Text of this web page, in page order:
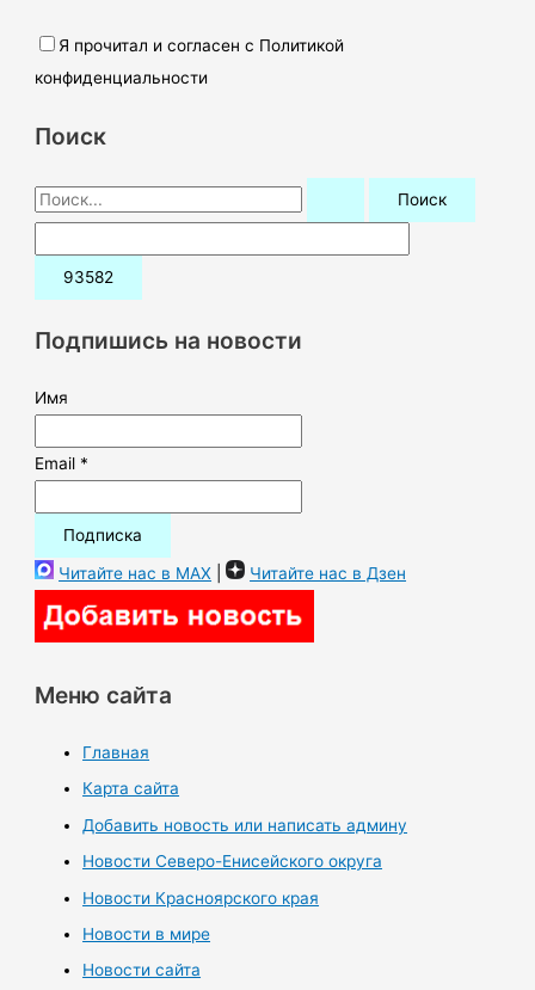
Я прочитал и согласен с Политикой
конфиденциальности
Поиск
П
о
и
:Подпишись на новости
Имя
Email *
Читайте нас в MAX | Читайте нас в Дзен
Меню сайта
Главная
Карта сайта
Добавить новость или написать админу
Новости Северо-Енисейского округа
Новости Красноярского края
Новости в мире
Новости сайта